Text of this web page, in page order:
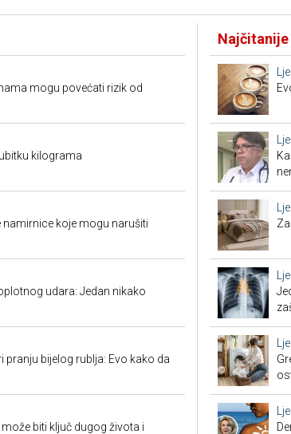
mogu povećati rizik od
kilograma
namirnice koje mogu narušiti
udara: Jedan nikako
pranju bijelog rublja: Evo kako da
biti ključ dugog života i
Najčitanije